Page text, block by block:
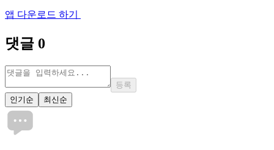
앱 다운로드 하기
댓글 0
등록
인기순
최신순